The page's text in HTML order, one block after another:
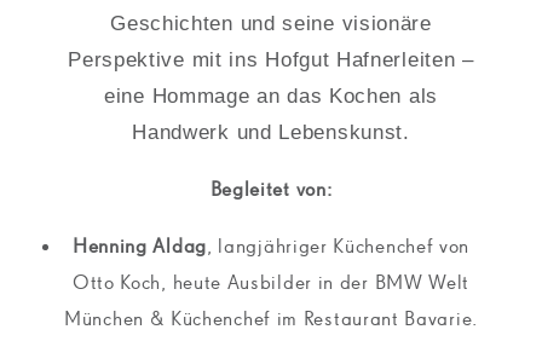
Geschichten und seine visionäre
Perspektive mit ins Hofgut Hafnerleiten –
eine Hommage an das Kochen als
Handwerk und Lebenskunst.
Begleitet von:
Henning Aldag, langjähriger Küchenchef von
Otto Koch, heute Ausbilder in der BMW Welt
München & Küchenchef im Restaurant Bavarie.